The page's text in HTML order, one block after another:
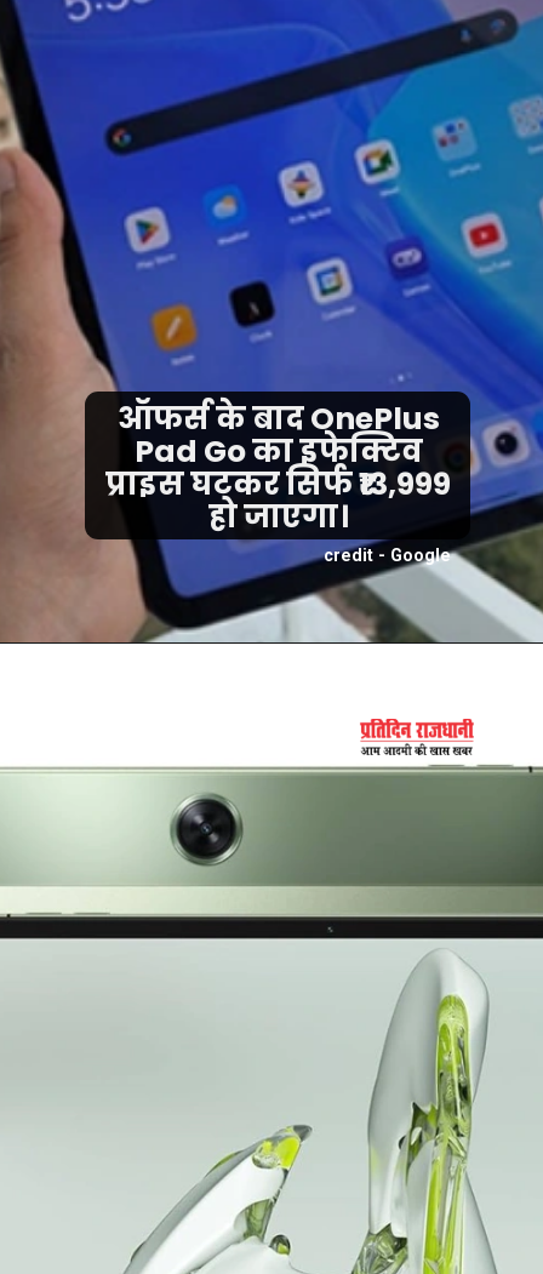
ऑफर्स के बाद OnePlus
Pad Go का इफेक्टिव
प्राइस घटकर सिर्फ ₹13,999
हो जाएगा।
credit - Google